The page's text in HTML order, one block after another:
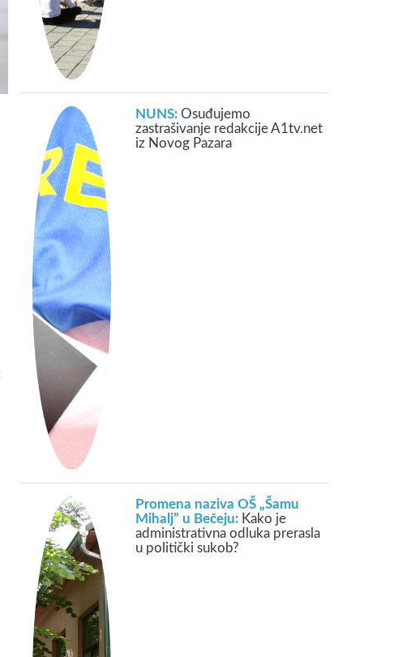
NUNS: Osuđujemo
zastrašivanje redakcije A1tv.net
iz Novog Pazara
Promena naziva OŠ „Šamu
Mihalj” u Bečeju: Kako je
administrativna odluka prerasla
u politički sukob?